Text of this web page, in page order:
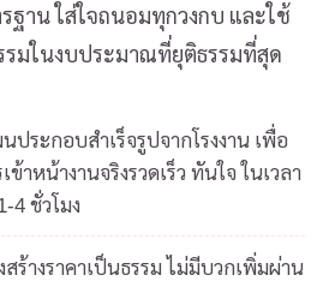
ฐาน ใส่ใจถนอมทุกวงกบ และใช้
รมในงบประมาณที่ยุติธรรมที่สุด
ประกอบสำเร็จรูปจากโรงงาน เพื่อ
ข้าหน้างานจริงรวดเร็ว ทันใจ ในเวลา
4 ชั่วโมง
สร้างราคาเป็นธรรม ไม่มีบวกเพิ่มผ่าน